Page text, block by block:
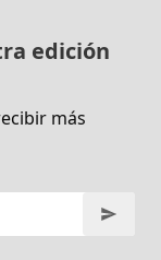
edición
más